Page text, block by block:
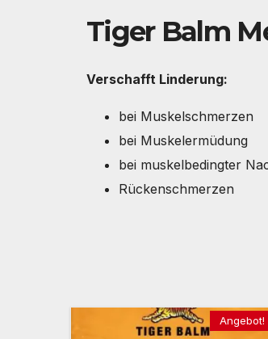
Tiger Balm
Verschafft Linderung:
bei Muskelschmerzen
bei Muskelermüdung
bei muskelbedingter
Rückenschmerzen
Angebot!